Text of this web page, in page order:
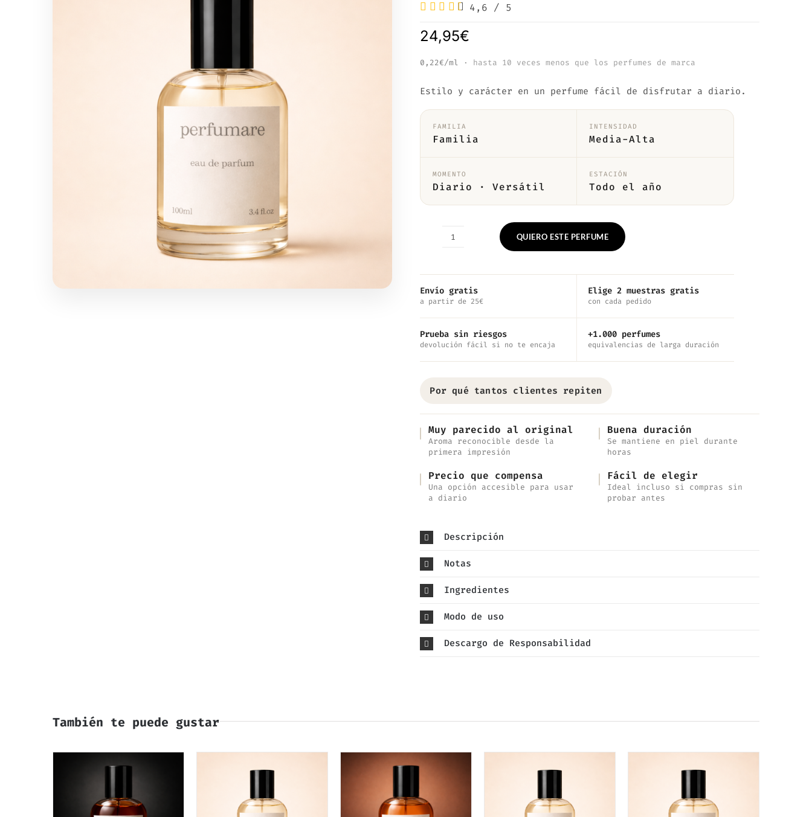
4,6 / 5
24,95€
0,22€/ml · hasta 10 veces menos que los perfumes de marca
Estilo y carácter en un perfume fácil de disfrutar a diario.
FAMILIA
Familia
INTENSIDAD
Media-Alta
MOMENTO
Diario · Versátil
ESTACIÓN
Todo el año
Inspirado
en
Water
cantidad
QUIERO ESTE PERFUME
Envío gratis
a partir de 25€
Elige 2 muestras gratis
con cada pedido
Prueba sin riesgos
devolución fácil si no te encaja
+1.000 perfumes
equivalencias de larga duración
Por qué tantos clientes repiten
Muy parecido al original
Aroma reconocible desde la
primera impresión
Buena duración
Se mantiene en piel durante
horas
Precio que compensa
Una opción accesible para usar
a diario
Fácil de elegir
Ideal incluso si compras sin
probar antes
Descripción
Notas
Ingredientes
Modo de uso
Descargo de Responsabilidad
También te puede gustar